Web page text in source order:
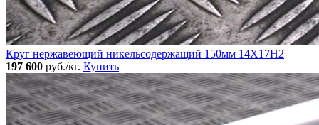
Круг нержавеющий никельсодержащий 150мм 14Х17Н2
197 600 руб./кг. Купить